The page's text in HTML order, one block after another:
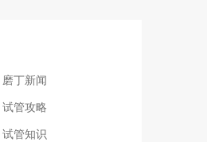
磨丁新闻
试管攻略
试管知识